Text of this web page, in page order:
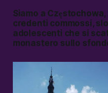
Siamo a
credenti commossi,
adolescenti che si
monastero sullo